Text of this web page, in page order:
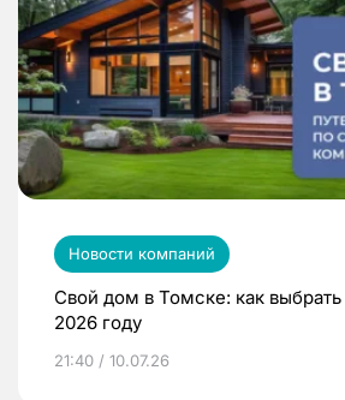
Новости компаний
Свой дом в Томске: как
2026 году
21:40 / 10.07.26